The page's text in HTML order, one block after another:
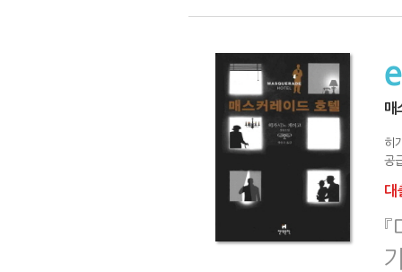
매
히
공
대